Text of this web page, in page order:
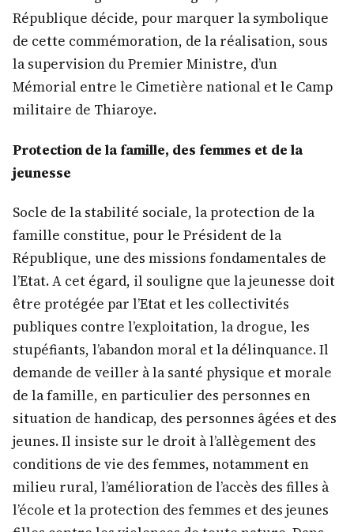
République décide, pour marquer la symbolique
de cette commémoration, de la réalisation, sous
la supervision du Premier Ministre, d’un
Mémorial entre le Cimetière national et le Camp
militaire de Thiaroye.
Protection de la famille, des femmes et de la
jeunesse
Socle de la stabilité sociale, la protection de la
famille constitue, pour le Président de la
République, une des missions fondamentales de
l’Etat. A cet égard, il souligne que la jeunesse doit
être protégée par l’Etat et les collectivités
publiques contre l’exploitation, la drogue, les
stupéfiants, l’abandon moral et la délinquance. Il
demande de veiller à la santé physique et morale
de la famille, en particulier des personnes en
situation de handicap, des personnes âgées et des
jeunes. Il insiste sur le droit à l’allègement des
conditions de vie des femmes, notamment en
milieu rural, l’amélioration de l’accès des filles à
l’école et la protection des femmes et des jeunes